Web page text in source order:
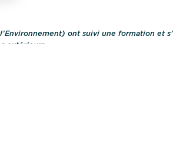
l’Environnement) ont suivi une formation
extérieurs.